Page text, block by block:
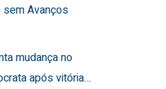
Avanços
mudança no
após vitória…